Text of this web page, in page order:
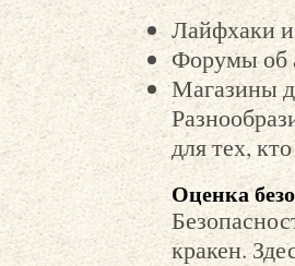
Лайфхаки
Форумы об
Магазины
для тех,
Оценка
кракен.